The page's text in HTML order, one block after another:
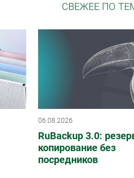
СВЕЖЕЕ ПО
06.08.2026
RuBackup 3.0:
копирование без
посредников